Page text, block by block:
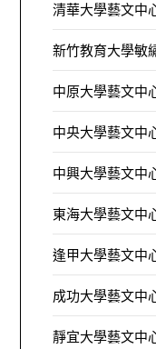
清華大學藝文中
新竹教育大學敏
中原大學藝文中
中央大學藝文中
中興大學藝文中
東海大學藝文中
逢甲大學藝文中
成功大學藝文中
靜宜大學藝文中